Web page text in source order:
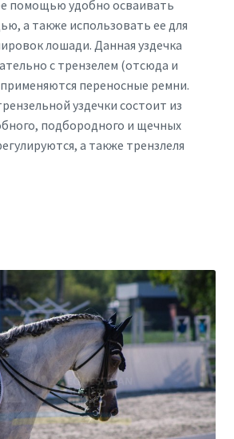
помощью удобно осваивать
а также использовать ее для
лошади. Данная уздечка
с трензелем (отсюда и
переносные ремни.
уздечки состоит из
подбородного и щечных
а также трензлеля